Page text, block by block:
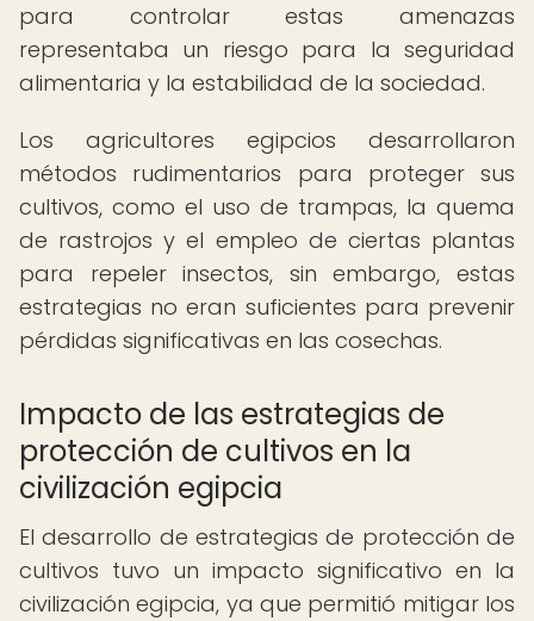
para controlar estas amenazas
representaba un riesgo para la seguridad
alimentaria y la estabilidad de la sociedad.
Los agricultores egipcios desarrollaron
métodos rudimentarios para proteger sus
cultivos, como el uso de trampas, la quema
de rastrojos y el empleo de ciertas plantas
para repeler insectos, sin embargo, estas
estrategias no eran suficientes para prevenir
pérdidas significativas en las cosechas.
Impacto de las estrategias de
protección de cultivos en la
civilización egipcia
El desarrollo de estrategias de protección de
cultivos tuvo un impacto significativo en la
civilización egipcia, ya que permitió mitigar los